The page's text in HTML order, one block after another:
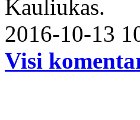
Kauliukas.
2016-10-13
Visi